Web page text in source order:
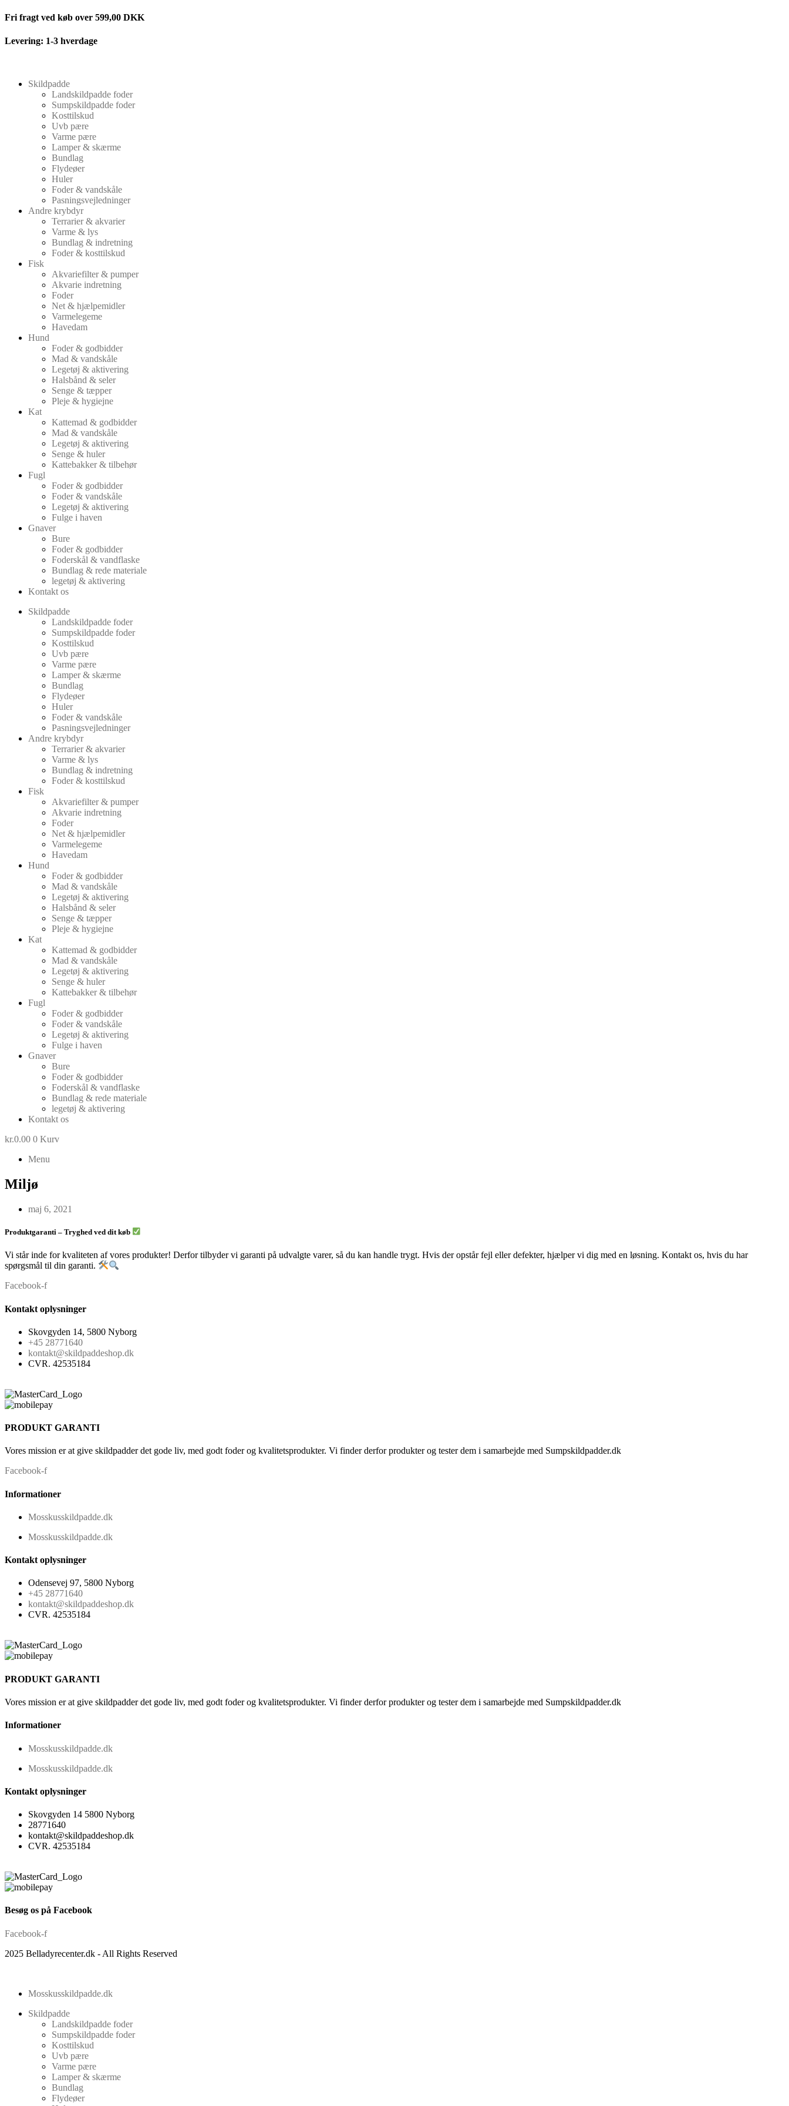
Videre
indhold
Fri fragt ved køb over 599,00 DKK
Levering: 1-3 hverdage
Skildpadde
Landskildpadde foder
Sumpskildpadde foder
Kosttilskud
Uvb pære
Varme pære
Lamper & skærme
Bundlag
Flydeøer
Huler
Foder & vandskåle
Pasningsvejledninger
Andre krybdyr
Terrarier & akvarier
Varme & lys
Bundlag & indretning
Foder & kosttilskud
Fisk
Akvariefilter & pumper
Akvarie indretning
Foder
Net & hjælpemidler
Varmelegeme
Havedam
Hund
Foder & godbidder
Mad & vandskåle
Legetøj & aktivering
Halsbånd & seler
Senge & tæpper
Pleje & hygiejne
Kat
Kattemad & godbidder
Mad & vandskåle
Legetøj & aktivering
Senge & huler
Kattebakker & tilbehør
Fugl
Foder & godbidder
Foder & vandskåle
Legetøj & aktivering
Fulge i haven
Gnaver
Bure
Foder & godbidder
Foderskål & vandflaske
Bundlag & rede materiale
legetøj & aktivering
Kontakt os
Skildpadde
Landskildpadde foder
Sumpskildpadde foder
Kosttilskud
Uvb pære
Varme pære
Lamper & skærme
Bundlag
Flydeøer
Huler
Foder & vandskåle
Pasningsvejledninger
Andre krybdyr
Terrarier & akvarier
Varme & lys
Bundlag & indretning
Foder & kosttilskud
Fisk
Akvariefilter & pumper
Akvarie indretning
Foder
Net & hjælpemidler
Varmelegeme
Havedam
Hund
Foder & godbidder
Mad & vandskåle
Legetøj & aktivering
Halsbånd & seler
Senge & tæpper
Pleje & hygiejne
Kat
Kattemad & godbidder
Mad & vandskåle
Legetøj & aktivering
Senge & huler
Kattebakker & tilbehør
Fugl
Foder & godbidder
Foder & vandskåle
Legetøj & aktivering
Fulge i haven
Gnaver
Bure
Foder & godbidder
Foderskål & vandflaske
Bundlag & rede materiale
legetøj & aktivering
Kontakt os
kr.0.00 0 Kurv
Menu
Miljø
maj 6, 2021
Produktgaranti – Tryghed ved dit køb
Vi står inde for kvaliteten af vores produkter! Derfor tilbyder vi garanti på udvalgte varer, så du kan handle trygt. Hvis der opstår fejl eller defekter, hjælper vi dig med en løsning. Kontakt os, hvis du har
spørgsmål til din garanti.
Facebook-f
Kontakt oplysninger
Skovgyden 14, 5800 Nyborg
+45 28771640
kontakt@skildpaddeshop.dk
CVR. 42535184
PRODUKT GARANTI
Vores mission er at give skildpadder det gode liv, med godt foder og kvalitetsprodukter. Vi finder derfor produkter og tester dem i samarbejde med Sumpskildpadder.dk
Facebook-f
Informationer
Mosskusskildpadde.dk
Mosskusskildpadde.dk
Kontakt oplysninger
Odensevej 97, 5800 Nyborg
+45 28771640
kontakt@skildpaddeshop.dk
CVR. 42535184
PRODUKT GARANTI
Vores mission er at give skildpadder det gode liv, med godt foder og kvalitetsprodukter. Vi finder derfor produkter og tester dem i samarbejde med Sumpskildpadder.dk
Informationer
Mosskusskildpadde.dk
Mosskusskildpadde.dk
Kontakt oplysninger
Skovgyden 14 5800 Nyborg
28771640
kontakt@skildpaddeshop.dk
CVR. 42535184
Besøg os på Facebook
Facebook-f
2025 Belladyrecenter.dk - All Rights Reserved
Mosskusskildpadde.dk
Skildpadde
Landskildpadde foder
Sumpskildpadde foder
Kosttilskud
Uvb pære
Varme pære
Lamper & skærme
Bundlag
Flydeøer